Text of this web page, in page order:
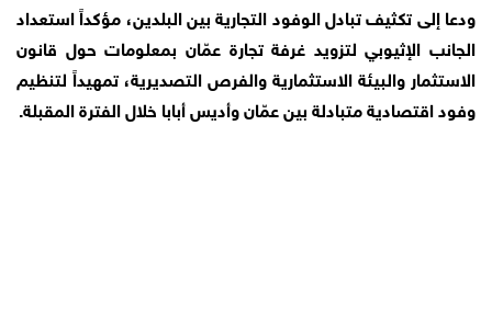
ودعا إلى تكثيف تبادل الوفود التجارية بين البلدين، مؤكداً استعداد
الجانب الإثيوبي لتزويد غرفة تجارة عمّان بمعلومات حول قانون
الاستثمار والبيئة الاستثمارية والفرص التصديرية، تمهيداً لتنظيم
وفود اقتصادية متبادلة بين عمّان وأديس أبابا خلال الفترة المقبلة.